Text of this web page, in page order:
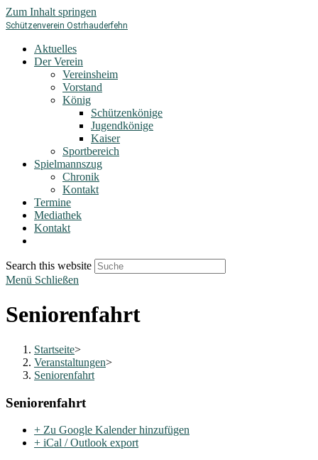
Zum Inhalt springen
Schützenverein Ostrhauderfehn
Aktuelles
Der Verein
Vereinsheim
Vorstand
König
Schützenkönige
Jugendkönige
Kaiser
Sportbereich
Spielmannszug
Chronik
Kontakt
Termine
Mediathek
Kontakt
Search this website
Menü Schließen
Seniorenfahrt
Startseite>
Veranstaltungen>
Seniorenfahrt
Seniorenfahrt
+ Zu Google Kalender hinzufügen
+ iCal / Outlook export